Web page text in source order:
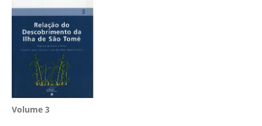
Volume 3